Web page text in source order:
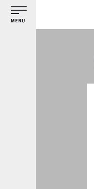
contenu
Gestion des cookies